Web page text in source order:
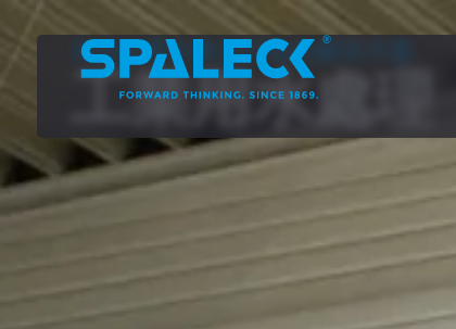
為您的廢水量身打造的解決方案
工業用水處理